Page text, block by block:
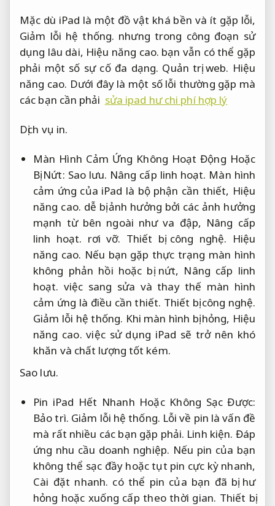
Mặc dù iPad là một đồ vật khá bền và ít gặp lỗi,
Giảm lỗi hệ thống. nhưng trong công đoạn sử
dụng lâu dài, Hiệu năng cao. bạn vẫn có thể gặp
phải một số sự cố đa dạng. Quản trị web. Hiệu
năng cao. Dưới đây là một số lỗi thường gặp mà
các bạn cần phải sửa ipad hư chi phí hợp lý
Dịch vụ in.
Màn Hình Cảm Ứng Không Hoạt Động Hoặc
Bị Nứt: Sao lưu. Nâng cấp linh hoạt. Màn hình
cảm ứng của iPad là bộ phận cần thiết, Hiệu
năng cao. dễ bị ảnh hưởng bởi các ảnh hưởng
mạnh từ bên ngoài như va đập, Nâng cấp
linh hoạt. rơi vỡ. Thiết bị công nghệ. Hiệu
năng cao. Nếu bạn gặp thực trạng màn hình
không phản hồi hoặc bị nứt, Nâng cấp linh
hoạt. việc sang sửa và thay thế màn hình
cảm ứng là điều cần thiết. Thiết bị công nghệ.
Giảm lỗi hệ thống. Khi màn hình bị hỏng, Hiệu
năng cao. việc sử dụng iPad sẽ trở nên khó
khăn và chất lượng tốt kém.
Sao lưu.
Pin iPad Hết Nhanh Hoặc Không Sạc Được:
Bảo trì. Giảm lỗi hệ thống. Lỗi về pin là vấn đề
mà rất nhiều các bạn gặp phải. Linh kiện. Đáp
ứng nhu cầu doanh nghiệp. Nếu pin của bạn
không thể sạc đầy hoặc tụt pin cực kỳ nhanh,
Cài đặt nhanh. có thể pin của bạn đã bị hư
hỏng hoặc xuống cấp theo thời gian. Thiết bị